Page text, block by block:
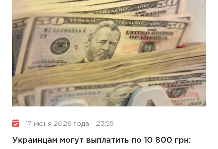
17 июня 2026 года - 23:55
Украинцам могут выплатить по 10 800 грн: